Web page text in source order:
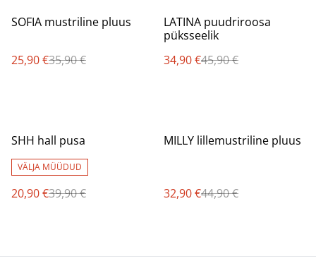
%
SOFIA mustriline pluus
25,90 €35,90 €
%
LATINA puudriroosa
püksseelik
34,90 €45,90 €
%
SHH hall pusa
VÄLJA MÜÜDUD
20,90 €39,90 €
%
MILLY lillemustriline pluus
32,90 €44,90 €